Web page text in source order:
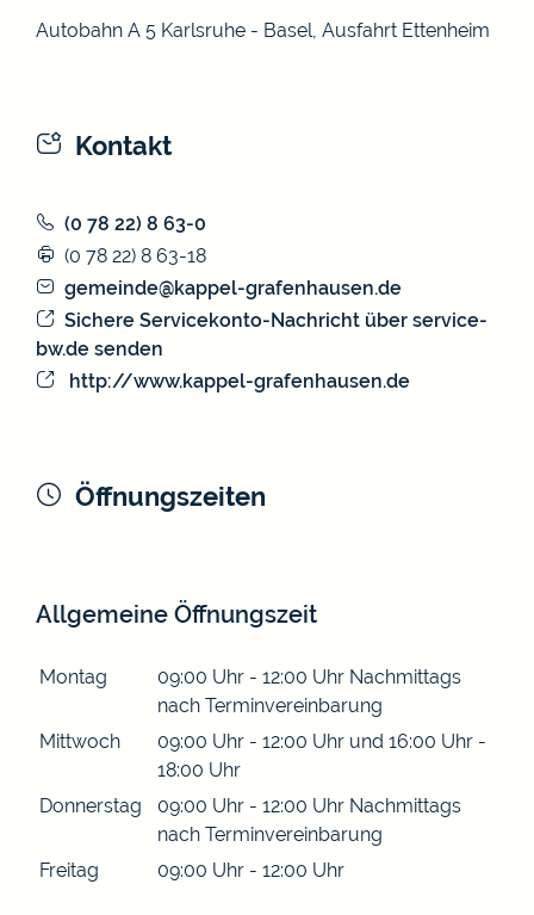
Autobahn A 5 Karlsruhe - Basel, Ausfahrt Ettenheim
Kontakt
(0 78 22) 8 63-0
(0 78 22) 8 63-18
gemeinde@kappel-grafenhausen.de
Sichere Servicekonto-Nachricht über service-
bw.de senden
http://www.kappel-grafenhausen.de
Öffnungszeiten
Allgemeine Öffnungszeit
Montag 09:00 Uhr - 12:00 Uhr Nachmittags
nach Terminvereinbarung
Mittwoch
09:00 Uhr - 12:00 Uhr und 16:00 Uhr -
18:00 Uhr
Donnerstag
09:00 Uhr - 12:00 Uhr Nachmittags
nach Terminvereinbarung
Freitag
09:00 Uhr - 12:00 Uhr